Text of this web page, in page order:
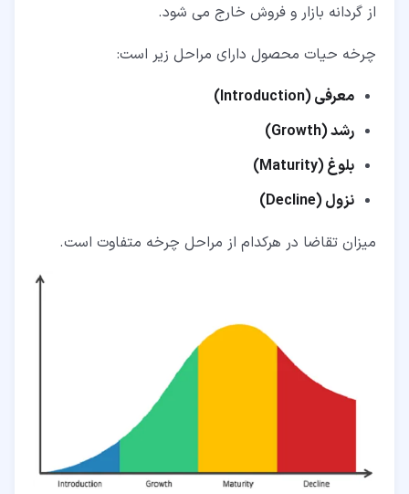
از گردانه بازار و فروش خارج می­ شود.
چرخه حیات محصول دارای مراحل زیر است:
معرفی (Introduction)
رشد (Growth)
بلوغ (Maturity)
نزول (Decline)
میزان تقاضا در هرکدام از مراحل چرخه متفاوت است.